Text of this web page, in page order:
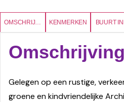
OMSCHRIJVING KENMERKEN BUURT
Omschrijving
Gelegen op een rustige,
groene en kindvriendelijke